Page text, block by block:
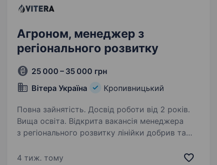
Агроном, менеджер з
регіонального розвитку
25 000 – 35 000 грн
Вітера Україна
Кропивницький
Повна зайнятість. Досвід роботи від 2 років.
Вища освіта. Відкрита вакансія менеджера
з регіонального розвитку лінійки добрив та
Україна» — агрохімічна компанія з 19 річним
4 тиж. тому